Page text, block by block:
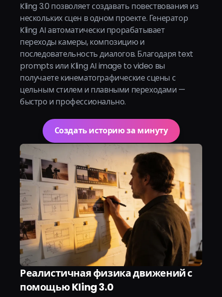
Kling 3.0 позволяет создавать повествования из
нескольких сцен в одном проекте. Генератор
Kling AI автоматически прорабатывает
переходы камеры, композицию и
последовательность диалогов. Благодаря text
prompts или Kling AI image to video вы
получаете кинематографические сцены с
цельным стилем и плавными переходами —
быстро и профессионально.
Создать историю за минуту
Реалистичная физика движений с
помощью Kling 3.0